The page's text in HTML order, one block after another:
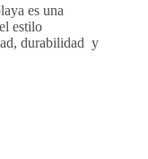
es una
estilo
durabilidad y